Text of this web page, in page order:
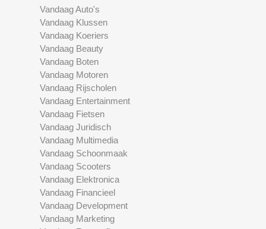
Vandaag Auto's
Vandaag Klussen
Vandaag Koeriers
Vandaag Beauty
Vandaag Boten
Vandaag Motoren
Vandaag Rijscholen
Vandaag Entertainment
Vandaag Fietsen
Vandaag Juridisch
Vandaag Multimedia
Vandaag Schoonmaak
Vandaag Scooters
Vandaag Elektronica
Vandaag Financieel
Vandaag Development
Vandaag Marketing